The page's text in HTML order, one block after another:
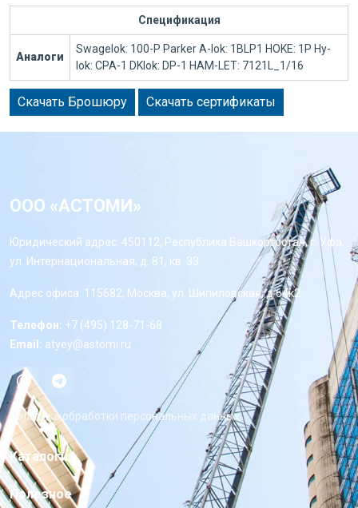
Спецификация
Аналоги
Swagelok: 100-P Parker A-lok: 1BLP1 HOKE: 1P Hy-
lok: CPA-1 DKlok: DP-1 HAM-LET: 7121L_1/16
Скачать Брошюру Скачать сертификаты
ООО «АСТОМИ»
Юридический адрес: 450112, Республика Башкортостан, г. Уфа,
ул. Интернациональная, д. 81, кв. 33
Адрес офиса: 115682, Москва, ул. Шипиловская, д 64к2
Телефон: +7 (495) 128-71-68
Email: atyey@astomi.ru
Политика обработки персональных данных
Каталоги
Полезное